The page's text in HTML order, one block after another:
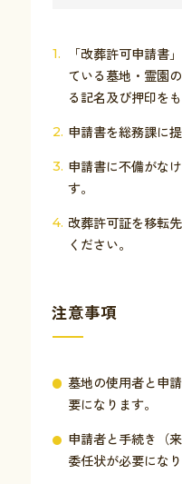
「改葬許可申請書
ている墓地・霊園
る記名及び押印をも
申請書を総務課に提
申請書に不備がな
す。
改葬許可証を移転
ください。
注意事項
墓地の使用者と申
要になります。
申請者と手続き（
委任状が必要になり